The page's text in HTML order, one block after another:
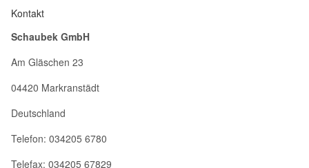
Kontakt
Schaubek GmbH
Am Gläschen 23
04420 Markranstädt
Deutschland
Telefon: 034205 6780
Telefax: 034205 67829